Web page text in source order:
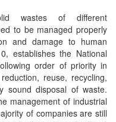
wastes of different
to be managed properly
and damage to human
establishes the National
order of priority in
reuse, recycling,
sound disposal of waste.
management of industrial
of companies are still